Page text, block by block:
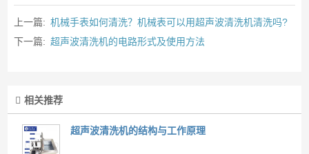
上一篇: 机械手表如何清洗？机械表可以用超声波清洗机清洗吗?
下一篇: 超声波清洗机的电路形式及使用方法
相关推荐
超声波清洗机的结构与工作原理